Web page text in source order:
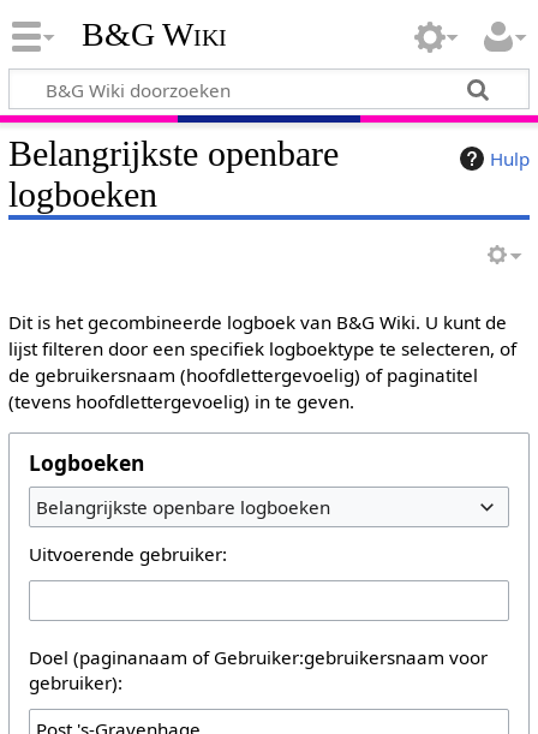
B&G Wiki
Hulp
Belangrijkste openbare
logboeken
Dit is het gecombineerde logboek van B&G Wiki. U kunt de
lijst filteren door een specifiek logboektype te selecteren, of
de gebruikersnaam (hoofdlettergevoelig) of paginatitel
(tevens hoofdlettergevoelig) in te geven.
Logboeken
Belangrijkste openbare logboeken
Uitvoerende gebruiker:
Doel (paginanaam of Gebruiker:gebruikersnaam voor
gebruiker):